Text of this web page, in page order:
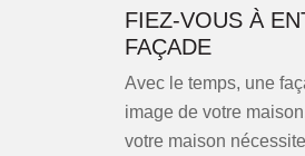
FIEZ-VOUS À
FAÇADE
Avec le temps, une
image de votre
votre maison